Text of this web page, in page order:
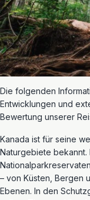
Die folgenden
Entwicklungen und
Bewertung unserer
Kanada ist für seine
Naturgebiete bekannt.
– von Küsten, Bergen
Ebenen. In den